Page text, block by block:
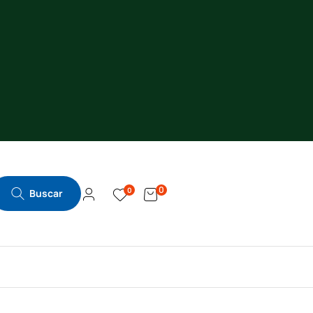
Buscar 0 0